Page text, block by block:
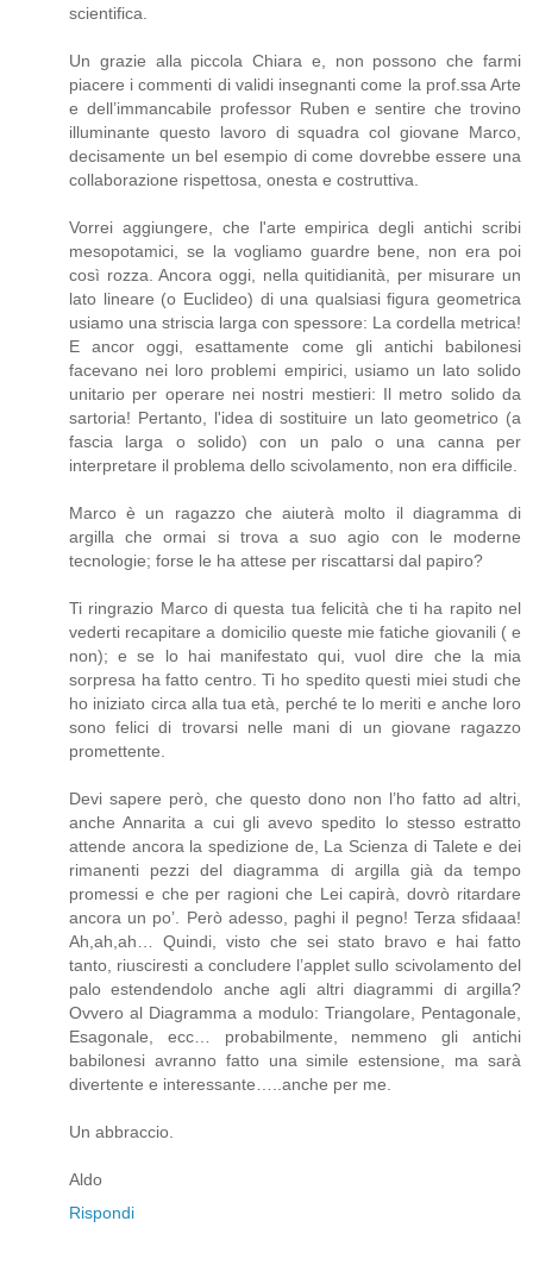
scientifica.
Un grazie alla piccola Chiara e, non possono che farmi
piacere i commenti di validi insegnanti come la prof.ssa Arte
e dell’immancabile professor Ruben e sentire che trovino
illuminante questo lavoro di squadra col giovane Marco,
decisamente un bel esempio di come dovrebbe essere una
collaborazione rispettosa, onesta e costruttiva.
Vorrei aggiungere, che l'arte empirica degli antichi scribi
mesopotamici, se la vogliamo guardre bene, non era poi
così rozza. Ancora oggi, nella quitidianità, per misurare un
lato lineare (o Euclideo) di una qualsiasi figura geometrica
usiamo una striscia larga con spessore: La cordella metrica!
E ancor oggi, esattamente come gli antichi babilonesi
facevano nei loro problemi empirici, usiamo un lato solido
unitario per operare nei nostri mestieri: Il metro solido da
sartoria! Pertanto, l'idea di sostituire un lato geometrico (a
fascia larga o solido) con un palo o una canna per
interpretare il problema dello scivolamento, non era difficile.
Marco è un ragazzo che aiuterà molto il diagramma di
argilla che ormai si trova a suo agio con le moderne
tecnologie; forse le ha attese per riscattarsi dal papiro?
Ti ringrazio Marco di questa tua felicità che ti ha rapito nel
vederti recapitare a domicilio queste mie fatiche giovanili ( e
non); e se lo hai manifestato qui, vuol dire che la mia
sorpresa ha fatto centro. Ti ho spedito questi miei studi che
ho iniziato circa alla tua età, perché te lo meriti e anche loro
sono felici di trovarsi nelle mani di un giovane ragazzo
promettente.
Devi sapere però, che questo dono non l’ho fatto ad altri,
anche Annarita a cui gli avevo spedito lo stesso estratto
attende ancora la spedizione de, La Scienza di Talete e dei
rimanenti pezzi del diagramma di argilla già da tempo
promessi e che per ragioni che Lei capirà, dovrò ritardare
ancora un po’. Però adesso, paghi il pegno! Terza sfidaaa!
Ah,ah,ah… Quindi, visto che sei stato bravo e hai fatto
tanto, riusciresti a concludere l’applet sullo scivolamento del
palo estendendolo anche agli altri diagrammi di argilla?
Ovvero al Diagramma a modulo: Triangolare, Pentagonale,
Esagonale, ecc… probabilmente, nemmeno gli antichi
babilonesi avranno fatto una simile estensione, ma sarà
divertente e interessante…..anche per me.
Un abbraccio.
Aldo
Rispondi